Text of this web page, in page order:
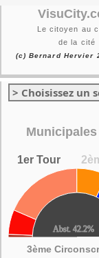
Le citoyen au
de la cité
(c) Bernard Hervier
> Choisissez un
Municipales
1er Tour
3ème